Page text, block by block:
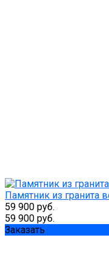
Памятник из гранита
59 900 руб.
59 900 руб.
Заказать